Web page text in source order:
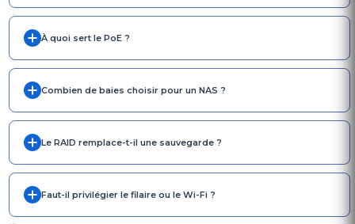
À quoi sert le PoE ?
Combien de baies choisir pour un NAS ?
Le RAID remplace-t-il une sauvegarde ?
Faut-il privilégier le filaire ou le Wi-Fi ?